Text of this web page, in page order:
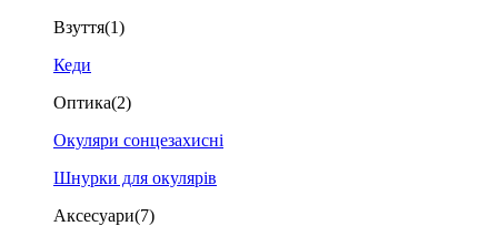
Взуття(1)
Кеди
Оптика(2)
Окуляри сонцезахисні
Шнурки для окулярів
Аксесуари(7)